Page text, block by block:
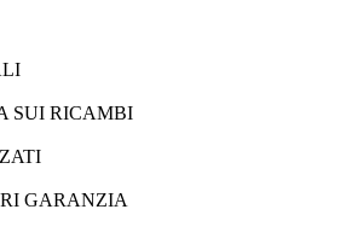
SUI RICAMBI
GARANZIA